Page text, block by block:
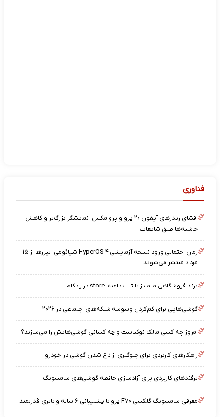
فناوری
افشای رندرهای آیفون ۲۰ پرو و پرو مکس؛ نمایشگر بزرگ‌تر و کاهش
حاشیه‌ها طبق شایعات
زمان احتمالی ورود نسخه آزمایشی HyperOS ۴ شیائومی؛ تیزرها از ۱۵
مرداد منتشر می‌شوند
برند فروشگاهی متمایز با ثبت دامنه .store در رادکام
گوشی‌هایی برای کم‌کردن وسوسه شبکه‌های اجتماعی در ۲۰۲۶
امروز چه کسی مالک نوکیاست و چه کسانی گوشی‌هایش را می‌سازند؟
راهکارهای کاربردی برای جلوگیری از داغ شدن گوشی در خودرو
ترفندهای کاربردی برای آزادسازی حافظه گوشی‌های سامسونگ
معرفی سامسونگ گلکسی F۷۰ پرو با پشتیبانی ۶ ساله و باتری قدرتمند